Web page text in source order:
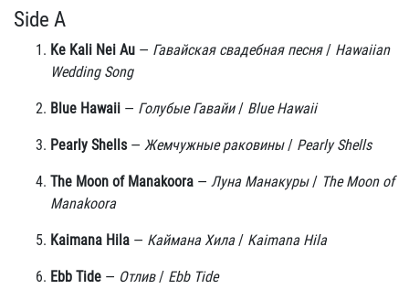
Side A
Ke Kali Nei Au — Гавайская свадебная песня/ Hawaiian
Wedding Song
Blue Hawaii — Голубые Гавайи/ Blue Hawaii
Pearly Shells— Жемчужные раковины/ Pearly Shells
The Moon of Manakoora — Луна Манакуры/ The Moon of
Manakoora
Kaimana Hila — Каймана Хила/ Kaimana Hila
Ebb Tide — Отлив/ Ebb Tide